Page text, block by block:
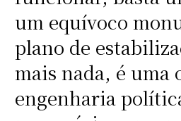
um equívoco
plano de
mais nada, é uma
engenharia